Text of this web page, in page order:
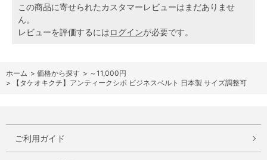
この商品に寄せられたカスタマーレビューはまだありませ
ん。
レビューを評価するにはログインが必要です。
ホーム > 価格から探す > ～11,000円
>
【タケオキクチ】アンティークシボ ビジネスベルト 日本製 サイズ調整可
ご利用ガイド